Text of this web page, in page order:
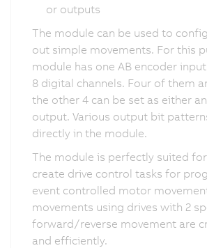
or outputs
The module can be used to
out simple movements. For this
module has one AB encoder
8 digital channels. Four of them
the other 4 can be set as either
output. Various output bit
directly in the module.
The module is perfectly suited
create drive control tasks for
event controlled motor
movements using drives with 2
forward/reverse movement are
and efficiently.